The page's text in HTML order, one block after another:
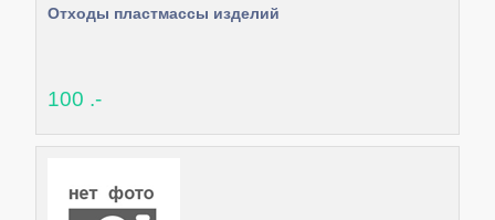
Отходы пластмассы изделий
100 .-